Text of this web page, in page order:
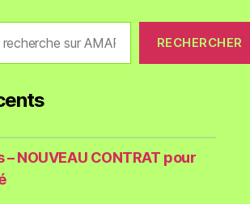
RECHERCHER
NOUVEAU CONTRAT pour